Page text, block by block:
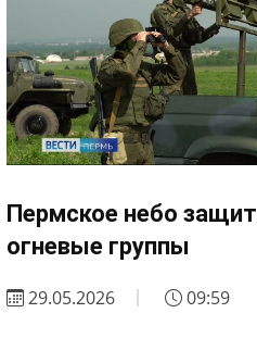
Пермское небо
огневые группы
29.05.2026 09:59